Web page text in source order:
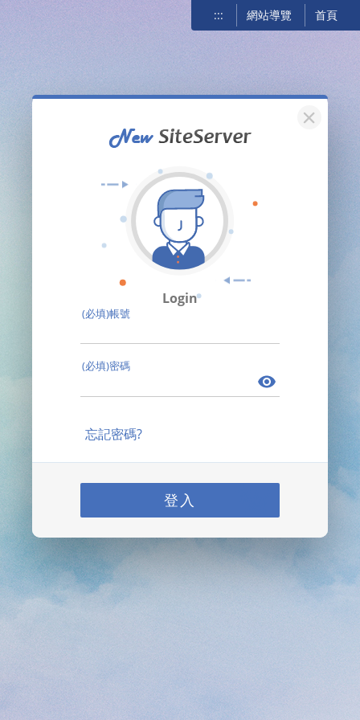
::: 網站導覽 首頁
關閉
Login
(必填)帳號
(必填)密碼
忘記密碼?
登入